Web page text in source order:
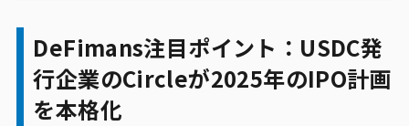
DeFimans注目ポイント：USDC発
行企業のCircleが2025年のIPO計画
を本格化